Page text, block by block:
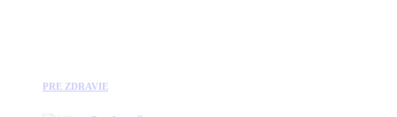
PRE ZDRAVIE